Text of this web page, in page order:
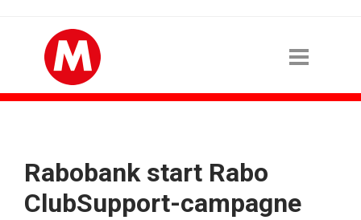
Rabobank start Rabo
ClubSupport-campagne